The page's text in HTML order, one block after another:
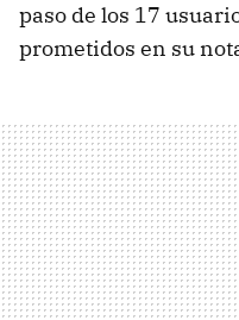
paso de los 17
prometidos en su